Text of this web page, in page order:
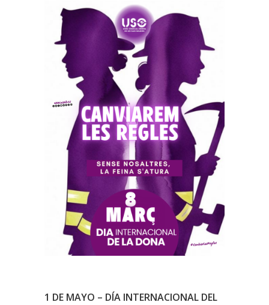
1 DE MAYO – DÍA INTERNACIONAL DEL